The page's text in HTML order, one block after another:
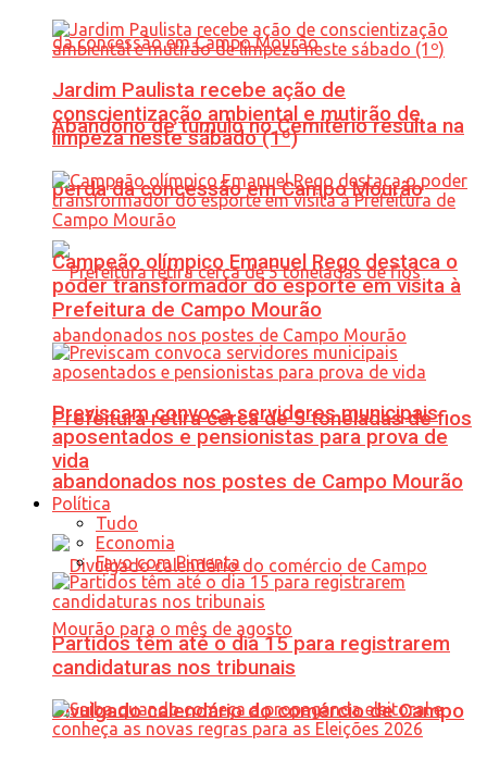
Abandono de túmulo no Cemitério resulta na
perda da concessão em Campo Mourão
Prefeitura retira cerca de 5 toneladas de fios
abandonados nos postes de Campo Mourão
Divulgado calendário do comércio de Campo
Jardim Paulista recebe ação de
conscientização ambiental e mutirão de
limpeza neste sábado (1º)
Campeão olímpico Emanuel Rego destaca o
poder transformador do esporte em visita à
Prefeitura de Campo Mourão
Previscam convoca servidores municipais
aposentados e pensionistas para prova de
vida
Política
Tudo
Economia
Favo com Pimenta
Partidos têm até o dia 15 para registrarem
candidaturas nos tribunais